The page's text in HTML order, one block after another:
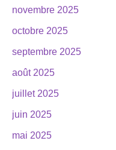
novembre 2025
octobre 2025
septembre 2025
août 2025
juillet 2025
juin 2025
mai 2025